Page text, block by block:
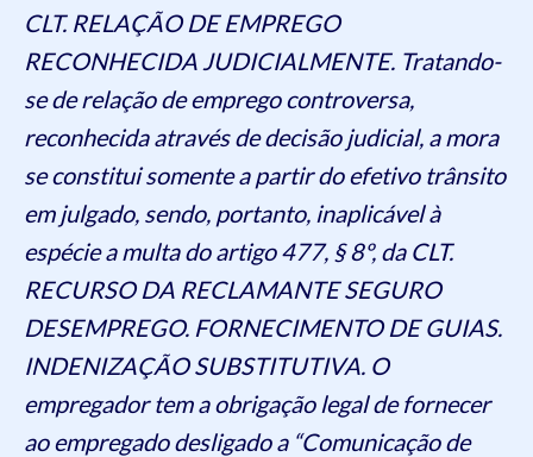
CLT. RELAÇÃO DE EMPREGO
RECONHECIDA JUDICIALMENTE. Tratando-
se de relação de emprego controversa,
reconhecida através de decisão judicial, a mora
se constitui somente a partir do efetivo trânsito
em julgado, sendo, portanto, inaplicável à
espécie a multa do artigo 477, § 8º, da CLT.
RECURSO DA RECLAMANTE SEGURO
DESEMPREGO. FORNECIMENTO DE GUIAS.
INDENIZAÇÃO SUBSTITUTIVA. O
empregador tem a obrigação legal de fornecer
ao empregado desligado a “Comunicação de